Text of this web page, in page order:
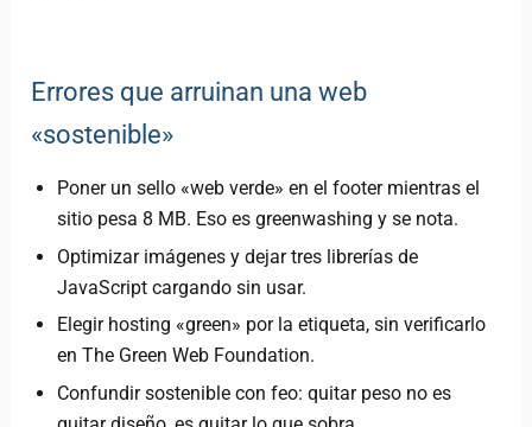
Errores que arruinan una web
«sostenible»
Poner un sello «web verde» en el footer mientras el
sitio pesa 8 MB. Eso es greenwashing y se nota.
Optimizar imágenes y dejar tres librerías de
JavaScript cargando sin usar.
Elegir hosting «green» por la etiqueta, sin verificarlo
en The Green Web Foundation.
Confundir sostenible con feo: quitar peso no es